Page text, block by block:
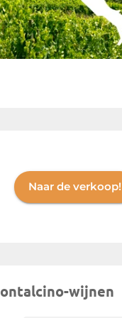
Naar de verkoop!
wijnen